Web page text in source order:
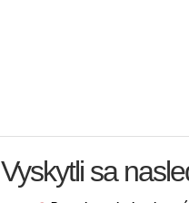
Vyskytli sa